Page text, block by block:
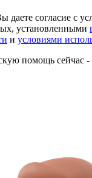
даете согласие с
установленными
и условиями
помощь сейчас -